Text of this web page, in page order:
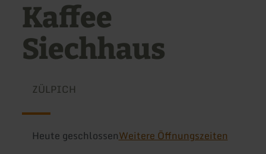
Kaffee
Siechhaus
ZÜLPICH
Heute geschlossenWeitere Öffnungszeiten